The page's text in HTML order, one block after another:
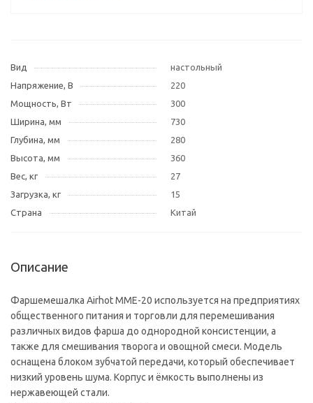
Вид
настольный
Напряжение, В
220
Мощность, Вт
300
Ширина, мм
730
Глубина, мм
280
Высота, мм
360
Вес, кг
27
Загрузка, кг
15
Страна
Китай
Описание
Фаршемешалка Airhot MMЕ-20 используется на предприятиях
общественного питания и торговли для перемешивания
различных видов фарша до однородной консистенции, а
также для смешивания творога и овощной смеси. Модель
оснащена блоком зубчатой передачи, который обеспечивает
низкий уровень шума. Корпус и ёмкость выполнены из
нержавеющей стали.